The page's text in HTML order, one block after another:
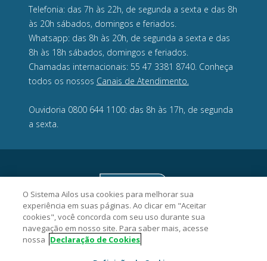
Telefonia: das 7h às 22h, de segunda a sexta e das 8h
às 20h sábados, domingos e feriados.
Whatsapp: das 8h às 20h, de segunda a sexta e das
8h às 18h sábados, domingos e feriados.
Chamadas internacionais: 55 47 3381 8740. Conheça
todos os nossos Canais de Atendimento.
Ouvidoria 0800 644 1100: das 8h às 17h, de segunda
a sexta.
O Sistema Ailos usa cookies para melhorar sua
experiência em suas páginas. Ao clicar em "Aceitar
cookies", você concorda com seu uso durante sua
navegação em nosso site. Para saber mais, acesse
nossa Declaração de Cookies